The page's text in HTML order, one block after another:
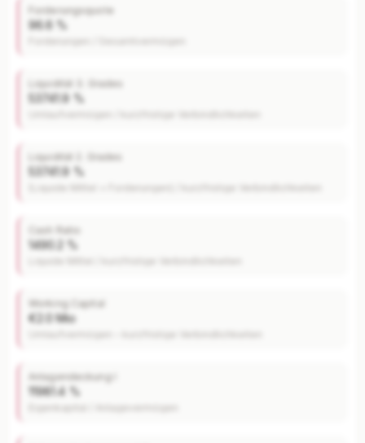
Forderungsquote
96.6 %
Liquidität 3. Grades
53741.9 %
Liquidität 2. Grades
53741.9 %
Cash Ratio
1490.2 %
Working Capital
€2.0 Mio
Anlagendeckung I
11981.4 %